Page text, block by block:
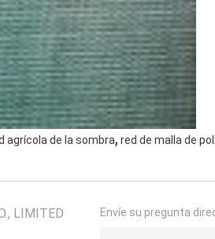
agrícola de la sombra, red de malla de
LIMITED Envíe su pregunta